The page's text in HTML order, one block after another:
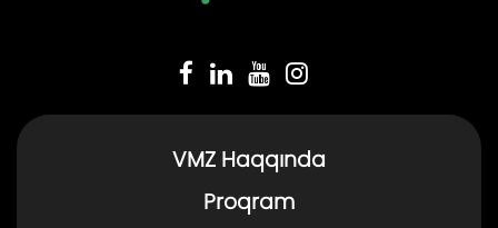
VMZ Haqqında
Proqram